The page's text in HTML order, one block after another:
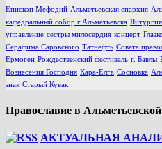
Епископ Мефодий Альметьевская епархия
кафедральный собор г.Альметьевска Литургия
управление сестры милосердия концерт
Серафима Саровского Татнефть Совета
Ермоген Рождественский фестиваль г. Бавлы
Вознесения Господня Кара-Елга Сосновка
знак Старый Кувак
Православие в
АКТУАЛЬНАЯ